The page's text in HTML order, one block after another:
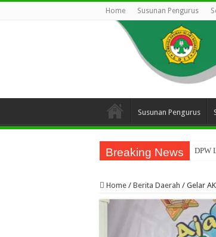
Home Susunan Pengurus
Susunan Pengurus
Breaking News DPW
Home / Berita Daerah / Gelar